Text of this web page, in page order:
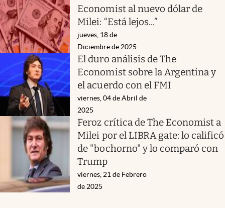
Economist al nuevo dólar de
Milei: “Está lejos...”
jueves, 18 de
Diciembre de 2025
El duro análisis de The
Economist sobre la Argentina y
el acuerdo con el FMI
viernes, 04 de Abril de
2025
Feroz crítica de The Economist a
Milei por el LIBRA gate: lo calificó
de "bochorno" y lo comparó con
Trump
viernes, 21 de Febrero
de 2025